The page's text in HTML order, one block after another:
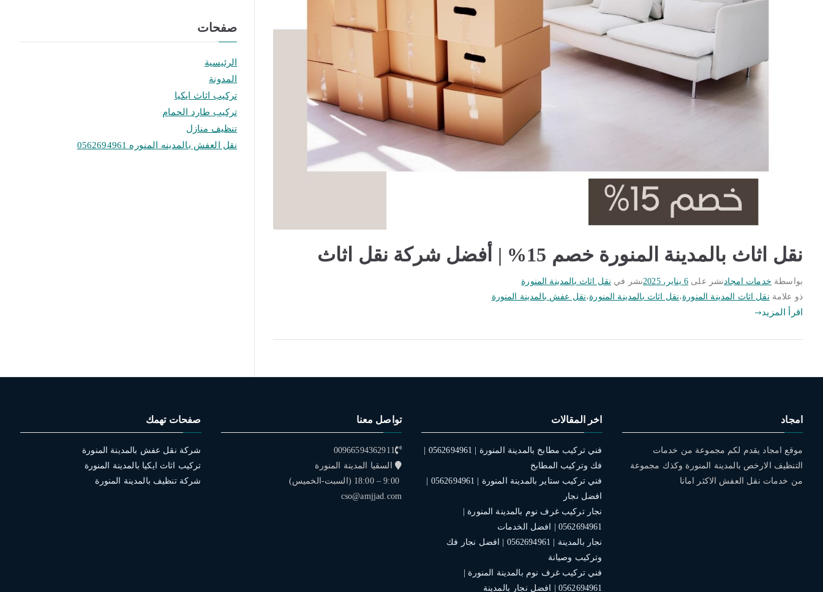
نقل اثاث بالمدينة المنورة خصم 15% | أفضل شركة نقل اثاث
بواسطة خدمات امجادنشر على 6 يناير، 2025 نشر في نقل اثاث بالمدينة المنورة
ذو علامة نقل اثاث المدينة المنورة،نقل اثاث بالمدينة المنورة،نقل عفش بالمدينة المنورة
اقرأ المزيد
صفحات
الرئيسية
المدونة
تركيب اثاث ايكيا
تركيب طارد الحمام
تنظيف منازل
نقل العفش بالمدينه المنوره 0562694961
امجاد
موقع امجاد يقدم لكم مجموعة من خدمات
التنظيف الارخص بالمدينة المنورة وكذك مجموعة
من خدمات نقل العفش الاكثر امانا
اخر المقالات
فك وتركيب المطابخ
افضل نجار
نجار تركيب غرف نوم بالمدينة المنورة |
0562694961 | افضل الخدمات
نجار بالمدينة | 0562694961 | افضل نجار فك
وتركيب وصيانة
فني تركيب غرف نوم بالمدينة المنورة |
0562694961 | افضل نجار بالمدينة
تواصل معنا
00966594362911
السقيا المدينة المنورة
9:00 – 18:00 (السبت-الخميس)
cso@amjjad.com
صفحات تهمك
شركة نقل عفش بالمدينة المنورة
تركيب اثاث ايكيا بالمدينة المنورة
شركة تنظيف بالمدينة المنورة